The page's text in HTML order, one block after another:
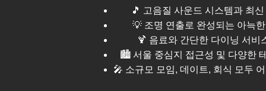
🎵 고음질 사운드 시스템과 최신
💡 조명 연출로 완성되는 아늑한
🍹 음료와 간단한 다이닝 서비
🏙️ 서울 중심지 접근성 및 다양한
🎤 소규모 모임, 데이트, 회식 모두